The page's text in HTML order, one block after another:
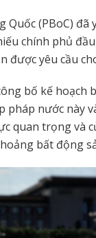
(PBoC) đã
chính phủ
được yêu cầu
bố kế
pháp nước này
quan trọng và
bất động